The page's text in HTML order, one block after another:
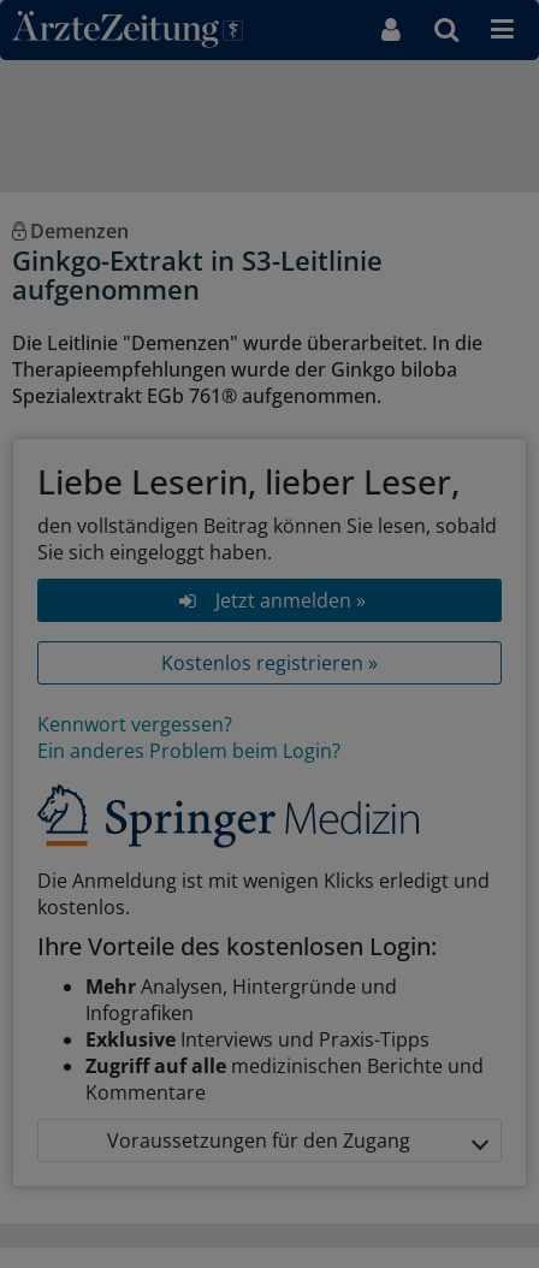
Direkt zum Inhaltsbereich
Demenzen
Ginkgo-Extrakt in S3-Leitlinie
aufgenommen
Die Leitlinie "Demenzen" wurde überarbeitet. In die
Therapieempfehlungen wurde der Ginkgo biloba
Spezialextrakt EGb 761® aufgenommen.
Liebe Leserin, lieber Leser,
den vollständigen Beitrag können Sie lesen, sobald
Sie sich eingeloggt haben.
Jetzt anmelden »
Kostenlos registrieren »
Kennwort vergessen?
Ein anderes Problem beim Login?
Die Anmeldung ist mit wenigen Klicks erledigt und
kostenlos.
Ihre Vorteile des kostenlosen Login:
MehrAnalysen, Hintergründe und
Infografiken
Exklusive Interviews und Praxis-Tipps
Zugriff auf alle medizinischen Berichte und
Kommentare
Voraussetzungen für den Zugang